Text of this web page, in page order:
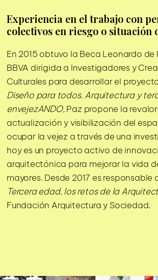
Experiencia en el trabajo con
colectivos en riesgo o situación
En 2015 obtuvo la Beca Leonardo de
BBVA dirigida a Investigadores y
Culturales para desarrollar el
Diseño para todos. Arquitectura y
envejezANDO,Paz propone la
actualización y visibilización del
ocupar la vejez a través de una
hoy es un proyecto activo de
arquitectónica para mejorar la vida
mayores. Desde 2017 es responsable
Tercera edad, los retos de la
Fundación Arquitectura y Sociedad.